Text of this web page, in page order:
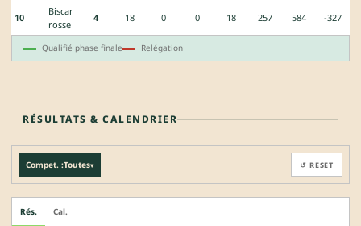
10
Biscar
rosse
4 18 0 0 18 257 584 -327
Qualifié phase finale Relégation
RÉSULTATS & CALENDRIER
Compet. :Toutes▾ ↺ RESET
Rés. Cal.